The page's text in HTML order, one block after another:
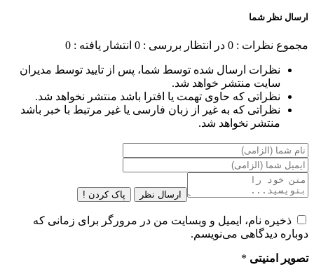
ارسال نظر شما
مجموع نظرات : 0 در انتظار بررسی : 0 انتشار یافته : 0
نظرات ارسال شده توسط شما، پس از تایید توسط مدیران
سایت منتشر خواهد شد.
نظراتی که حاوی تهمت یا افترا باشد منتشر نخواهد شد.
نظراتی که به غیر از زبان فارسی یا غیر مرتبط با خبر باشد
منتشر نخواهد شد.
ارسال نظر پاک کردن !
ذخیره نام، ایمیل و وبسایت من در مرورگر برای زمانی که
دوباره دیدگاهی می‌نویسم.
تصویر امنیتی *